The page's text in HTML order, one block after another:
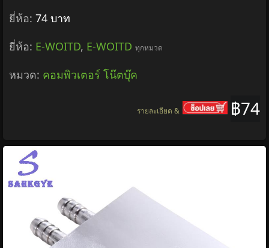
ยี่ห้อ: 74 บาท
ยี่ห้อ: E-WOITD, E-WOITD ทุกหมวด
หมวด: คอมพิวเตอร์ โน๊ตบุ๊ค
฿74
รายละเอียด &